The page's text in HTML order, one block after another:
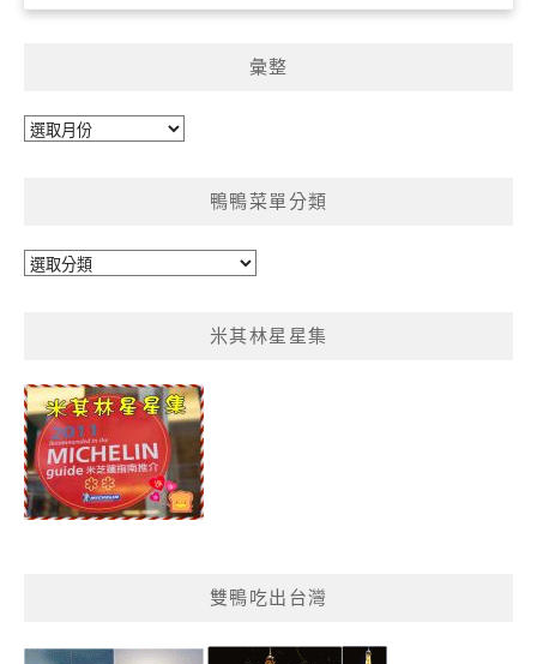
彙整
彙
鴨鴨菜單分類
鴨
類
米其林星星集
雙鴨吃出台灣